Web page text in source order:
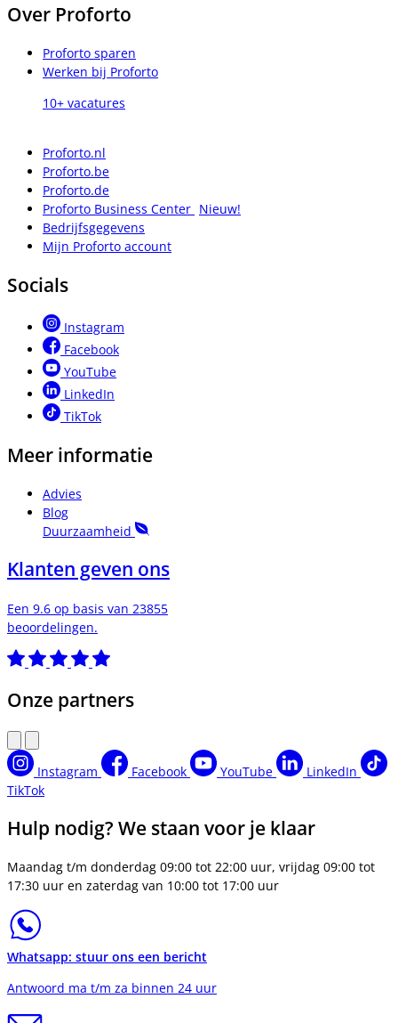
Over Proforto
Proforto sparen
Werken bij Proforto
10+ vacatures
Proforto.nl
Proforto.be
Proforto.de
Proforto Business Center Nieuw!
Bedrijfsgegevens
Mijn Proforto account
Socials
Instagram
Facebook
YouTube
LinkedIn
TikTok
Meer informatie
Advies
Blog
Duurzaamheid
Klanten geven ons
Een 9.6 op basis van 23855
beoordelingen.
Onze partners
Instagram Facebook YouTube
LinkedIn
TikTok
Hulp nodig? We staan voor je klaar
Maandag t/m donderdag 09:00 tot 22:00 uur, vrijdag 09:00 tot
17:30 uur en zaterdag van 10:00 tot 17:00 uur
Whatsapp: stuur ons een bericht
Antwoord ma t/m za binnen 24 uur